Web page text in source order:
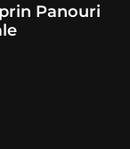
Panouri